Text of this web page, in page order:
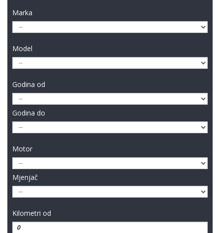
Marka
Model
Godina od
Godina do
Motor
Mjenjač
Kilometri od